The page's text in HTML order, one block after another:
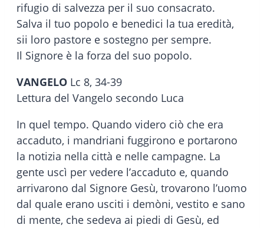
rifugio di salvezza per il suo consacrato.
Salva il tuo popolo e benedici la tua eredità,
sii loro pastore e sostegno per sempre.
Il Signore è la forza del suo popolo.
VANGELO Lc 8, 34-39
Lettura del Vangelo secondo Luca
In quel tempo. Quando videro ciò che era
accaduto, i mandriani fuggirono e portarono
la notizia nella città e nelle campagne. La
gente uscì per vedere l’accaduto e, quando
arrivarono dal Signore Gesù, trovarono l’uomo
dal quale erano usciti i demòni, vestito e sano
di mente, che sedeva ai piedi di Gesù, ed